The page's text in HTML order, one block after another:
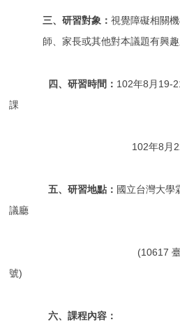
三、研習對象： 視覺障礙相關
師、家長或其他對本議題有興趣
四、研習時間： 102年8月19-
課
102年8月22日9:00-
五、研習地點： 國立台灣大學
議廳
(10617 臺北市大安
號)
六、課程內容：